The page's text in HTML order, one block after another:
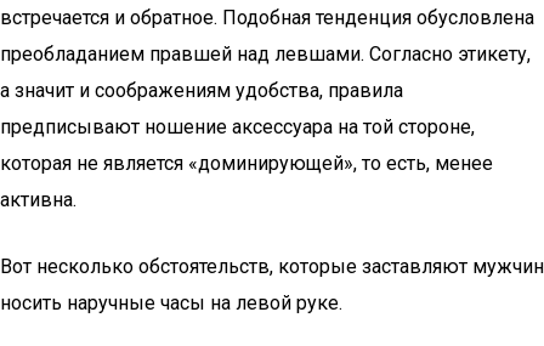
встречается и обратное. Подобная тенденция обусловлена
преобладанием правшей над левшами. Согласно этикету,
а значит и соображениям удобства, правила
предписывают ношение аксессуара на той стороне,
которая не является «доминирующей», то есть, менее
активна.
Вот несколько обстоятельств, которые заставляют мужчин
носить наручные часы на левой руке.